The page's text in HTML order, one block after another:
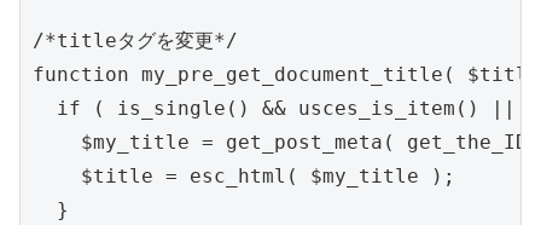
/*titleタグを変更*/
function my_pre_get_document_title(
if ( is_single() && usces_is_item() ||
$my_title = get_post_meta(
    $title = esc_html( $my_title );
  }